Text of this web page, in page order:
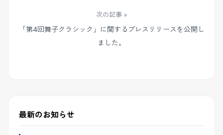
次の記事 »
「第4回舞子クラシック」に関するプレスリリースを公開し
ました。
最新のお知らせ